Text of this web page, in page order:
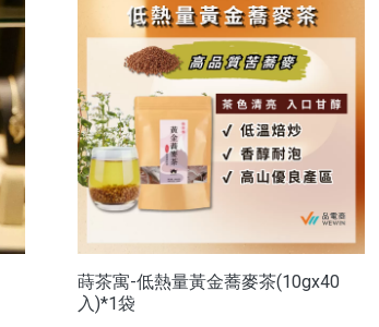
蒔茶寓-低熱量黃金蕎麥茶(10gx40
入)*1袋